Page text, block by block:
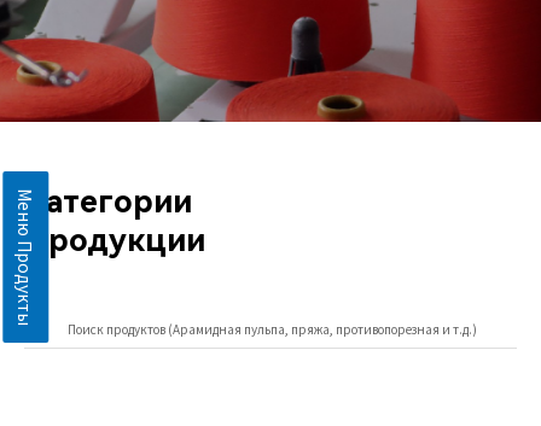
Категории
Продукции
Меню Продукты
Поиск продуктов (Арамидная пульпа , пряжа, противопорезная и т.д.)